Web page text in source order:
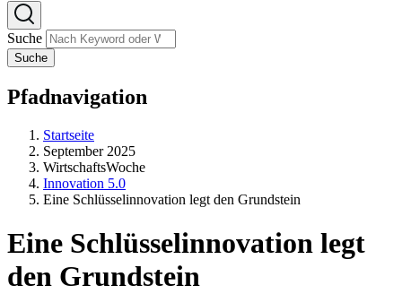
Suche
Suche
Pfadnavigation
Startseite
September 2025
WirtschaftsWoche
Innovation 5.0
Eine Schlüsselinnovation legt den Grundstein
Eine Schlüsselinnovation legt
den Grundstein